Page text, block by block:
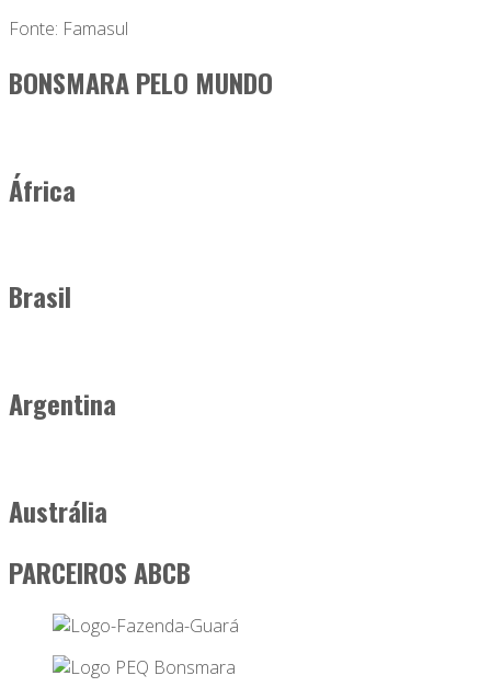
Fonte: Famasul
BONSMARA PELO MUNDO
África
Brasil
Argentina
Austrália
PARCEIROS ABCB